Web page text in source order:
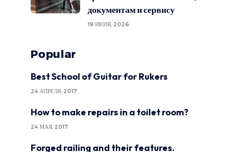
документам и сервису
19 ИЮЛЯ, 2026
Popular
Best School of Guitar for Rukers
24 АПРЕЛЯ, 2017
How to make repairs in a toilet room?
24 МАЯ, 2017
Forged railing and their features.